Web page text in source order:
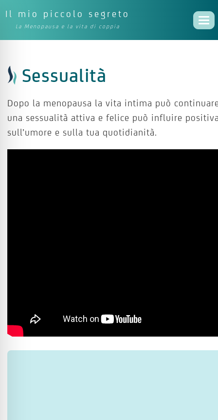
Il mio piccolo segreto
La Menopausa e la vita di coppia
Sessualità
Dopo la menopausa la vita intima può
una sessualità attiva e felice può influire
sull’umore e sulla tua quotidianità.